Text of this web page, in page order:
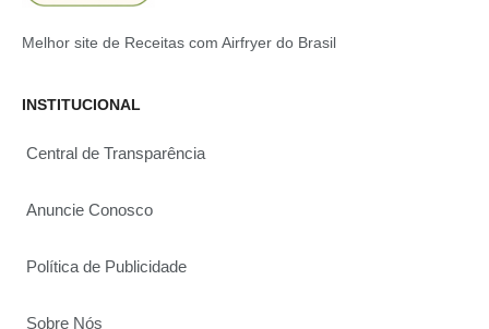
Melhor site de Receitas com Airfryer do Brasil
INSTITUCIONAL
Central de Transparência
Anuncie Conosco
Política de Publicidade
Sobre Nós